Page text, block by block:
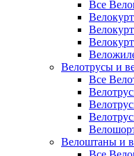
Все
Велотрусы и
Все
Велоштаны и